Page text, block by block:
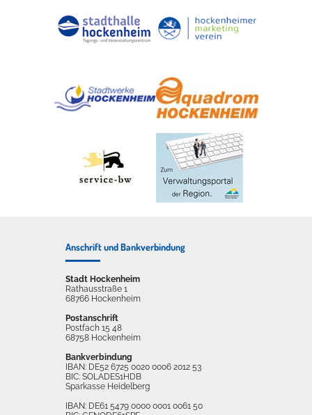
Anschrift und Bankverbindung
Stadt Hockenheim
Rathausstraße 1
68766 Hockenheim
Postanschrift
Postfach 15 48
68758 Hockenheim
Bankverbindung
IBAN: DE52 6725 0020 0006 2012 53
BIC: SOLADES1HDB
Sparkasse Heidelberg
IBAN: DE61 5479 0000 0001 0061 50